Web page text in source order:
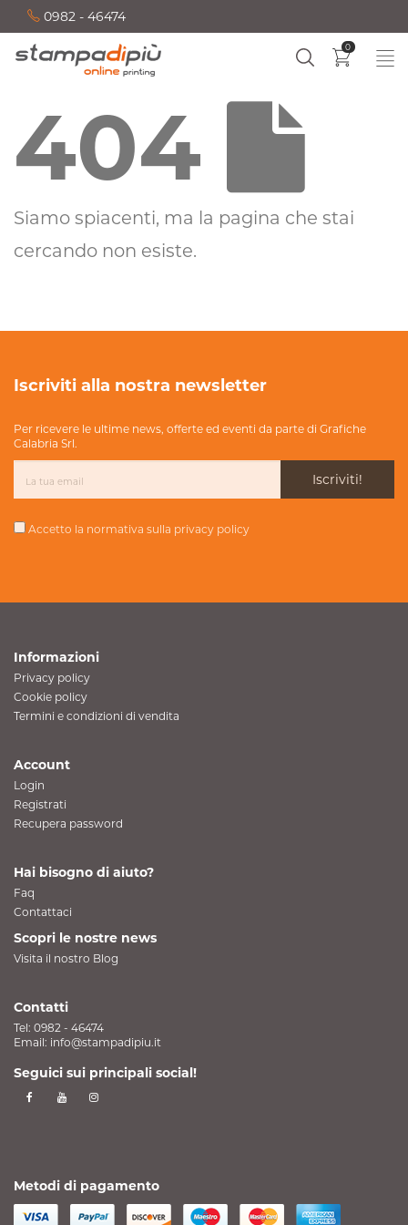
0982 - 46474
0
404
Siamo spiacenti, ma la pagina che stai
cercando non esiste.
Iscriviti alla nostra newsletter
Per ricevere le ultime news, offerte ed eventi da parte di Grafiche
Calabria Srl.
Iscriviti!
Accetto la normativa sulla privacy policy
Informazioni
Privacy policy
Cookie policy
Termini e condizioni di vendita
Account
Login
Registrati
Recupera password
Hai bisogno di aiuto?
Faq
Contattaci
Scopri le nostre news
Visita il nostro Blog
Contatti
Tel: 0982 - 46474
Email: info@stampadipiu.it
Seguici sui principali social!
Metodi di pagamento